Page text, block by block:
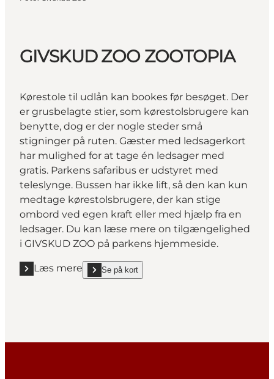
GIVSKUD ZOO ZOOTOPIA
Kørestole til udlån kan bookes før besøget. Der
er grusbelagte stier, som kørestolsbrugere kan
benytte, dog er der nogle steder små
stigninger på ruten. Gæster med ledsagerkort
har mulighed for at tage én ledsager med
gratis. Parkens safaribus er udstyret med
teleslynge. Bussen har ikke lift, så den kan kun
medtage kørestolsbrugere, der kan stige
ombord ved egen kraft eller med hjælp fra en
ledsager. Du kan læse mere on tilgængelighed
i GIVSKUD ZOO på parkens hjemmeside.
Læs mere
Læs mere "GIVSKUD ZOO ZOOTOPIA"
Se på kort
show GIVSKUD ZOO ZOOTOPIA on_map